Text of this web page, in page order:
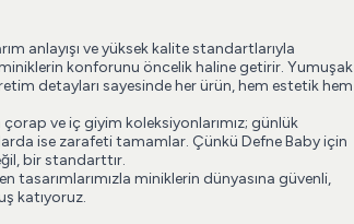
anlayışı ve yüksek kalite standartlarıyla
konforunu öncelik haline getirir. Yumuşak
detayları sayesinde her ürün, hem estetik hem
ve iç giyim koleksiyonlarımız; günlük
ise zarafeti tamamlar. Çünkü Defne Baby için
bir standarttır.
tasarımlarımızla miniklerin dünyasına güvenli,
katıyoruz.